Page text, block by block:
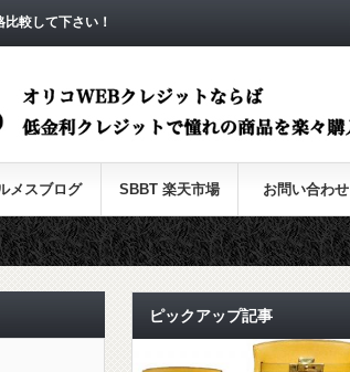
較して下さい！
メスブログ SBBT 楽天市場 お問い合わせ
ピックアップ記事